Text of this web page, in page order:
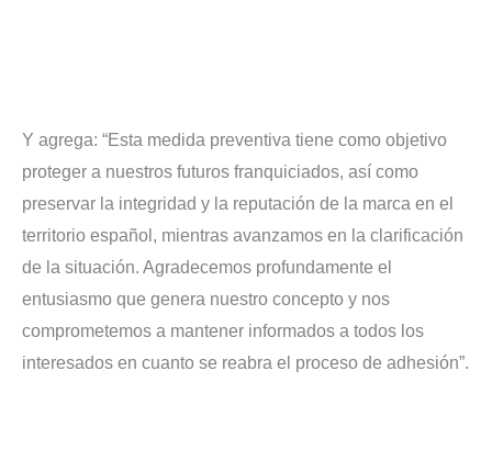
Y agrega: “Esta medida preventiva tiene como objetivo
proteger a nuestros futuros franquiciados, así como
preservar la integridad y la reputación de la marca en el
territorio español, mientras avanzamos en la clarificación
de la situación. Agradecemos profundamente el
entusiasmo que genera nuestro concepto y nos
comprometemos a mantener informados a todos los
interesados en cuanto se reabra el proceso de adhesión”.